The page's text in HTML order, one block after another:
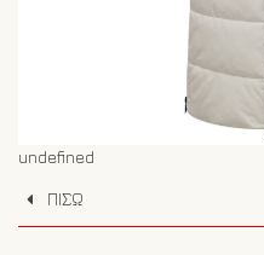
undefined
ΠΙΣΩ